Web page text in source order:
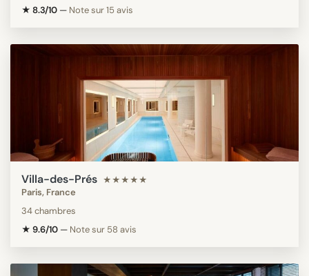
★ 8.3/10 — Note sur 15 avis
Villa-des-Prés ★★★★★
Paris, France
34 chambres
★ 9.6/10 — Note sur 58 avis